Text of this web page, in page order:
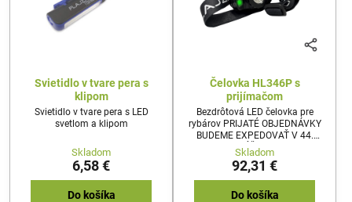
Svietidlo v tvare pera s
klipom
Svietidlo v tvare pera s LED
svetlom a klipom
Skladom
6,58 €
Do košíka
Čelovka HL346P s
prijímačom
Bezdrôtová LED čelovka pre
rybárov PRIJATÉ OBJEDNÁVKY
BUDEME EXPEDOVAŤ V 44.
TÝŽDNI
Skladom
92,31 €
Do košíka